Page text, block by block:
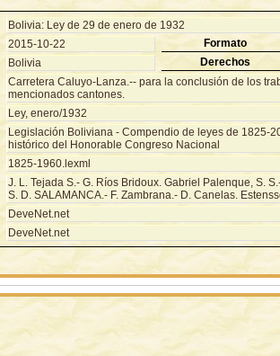
Bolivia: Ley de 29 de enero de 1932
2015-10-22 Formato
Bolivia Derechos
Carretera Caluyo-Lanza.-- para la conclusión de los
mencionados cantones.
Ley, enero/1932
Legislación Boliviana - Compendio de leyes de 1825-
histórico del Honorable Congreso Nacional
1825-1960.lexml
J. L. Tejada S.- G. Ríos Bridoux. Gabriel Palenque, S.
S. D. SALAMANCA.- F. Zambrana.- D. Canelas.
DeveNet.net
DeveNet.net